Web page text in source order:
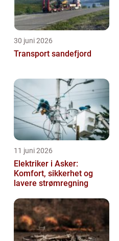
30 juni 2026
Transport sandefjord
11 juni 2026
Elektriker i Asker:
Komfort, sikkerhet og
lavere strømregning